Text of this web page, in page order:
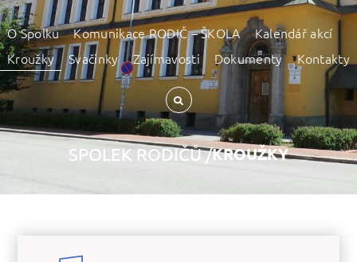
O Spolku Komunikace RODIČ – ŠKOLA
Kalendář akcí
Kroužky
Svačinky Zajímavosti Dokumenty Kontakty
SPOLEK RODIČŮ /KROUŽKY